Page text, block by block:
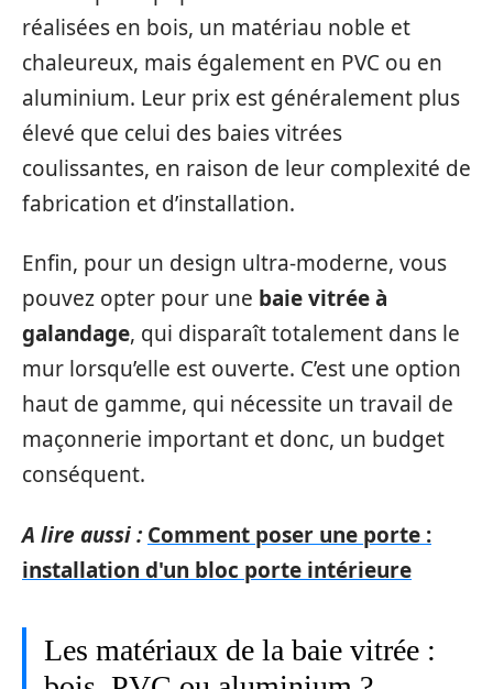
réalisées en bois, un matériau noble et
chaleureux, mais également en PVC ou en
aluminium. Leur prix est généralement plus
élevé que celui des baies vitrées
coulissantes, en raison de leur complexité de
fabrication et d’installation.
Enfin, pour un design ultra-moderne, vous
pouvez opter pour une baie vitrée à
galandage, qui disparaît totalement dans le
mur lorsqu’elle est ouverte. C’est une option
haut de gamme, qui nécessite un travail de
maçonnerie important et donc, un budget
conséquent.
A lire aussi : Comment poser une porte :
installation d'un bloc porte intérieure
Les matériaux de la baie vitrée :